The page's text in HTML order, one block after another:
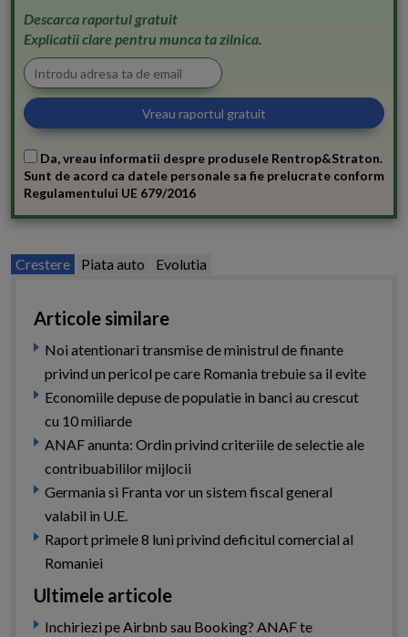
Descarca raportul gratuit
Explicatii clare pentru munca ta zilnica.
Da, vreau informatii despre produsele Rentrop&Straton.
Sunt de acord ca datele personale sa fie prelucrate conform
Regulamentului UE 679/2016
Crestere Piata auto Evolutia
Articole similare
Noi atentionari transmise de ministrul de finante
privind un pericol pe care Romania trebuie sa il evite
Economiile depuse de populatie in banci au crescut
cu 10 miliarde
ANAF anunta: Ordin privind criteriile de selectie ale
contribuabililor mijlocii
Germania si Franta vor un sistem fiscal general
valabil in U.E.
Raport primele 8 luni privind deficitul comercial al
Romaniei
Ultimele articole
Inchiriezi pe Airbnb sau Booking? ANAF te